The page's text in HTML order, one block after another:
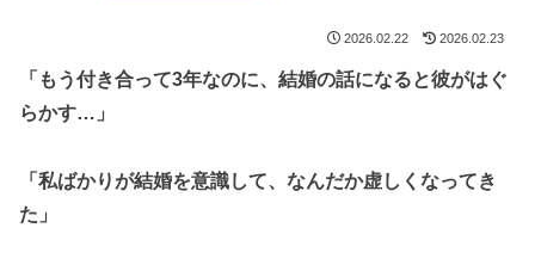
2026.02.22 2026.02.23
「もう付き合って3年なのに、結婚の話になると彼がはぐ
らかす…」
「私ばかりが結婚を意識して、なんだか虚しくなってき
た」